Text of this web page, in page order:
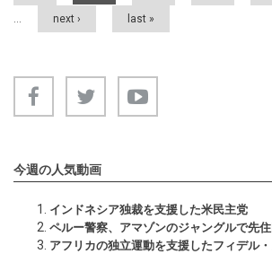
… next › last »
今週の人気動画
インドネシア独裁を支援した米民主党
ペルー警察、アマゾンのジャングルで先
アフリカの独立運動を支援したフィデル